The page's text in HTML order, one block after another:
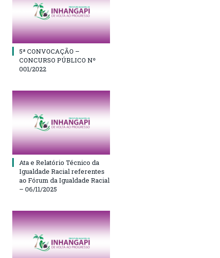
5ª CONVOCAÇÃO –
CONCURSO PÚBLICO Nº
001/2022
Ata e Relatório Técnico da
Igualdade Racial referentes
ao Fórum da Igualdade Racial
– 06/11/2025